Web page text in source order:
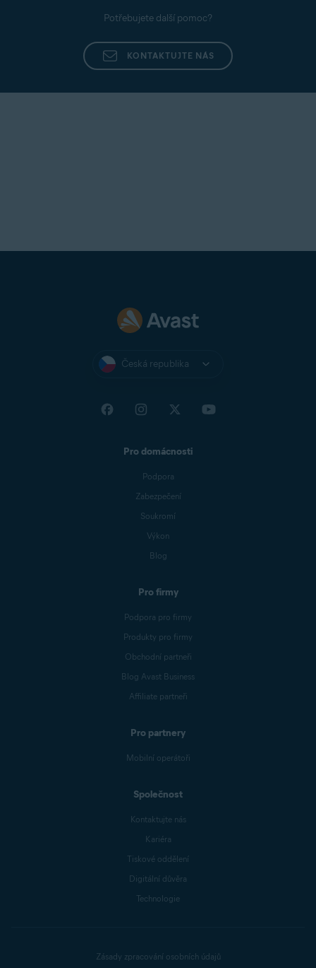
Potřebujete další pomoc?
KONTAKTUJTE NÁS
Česká republika
Pro domácnosti
Podpora
Zabezpečení
Soukromí
Výkon
Blog
Pro firmy
Podpora pro firmy
Produkty pro firmy
Obchodní partneři
Blog Avast Business
Affiliate partneři
Pro partnery
Mobilní operátoři
Společnost
Kontaktujte nás
Kariéra
Tiskové oddělení
Digitální důvěra
Technologie
Zásady zpracování osobních údajů